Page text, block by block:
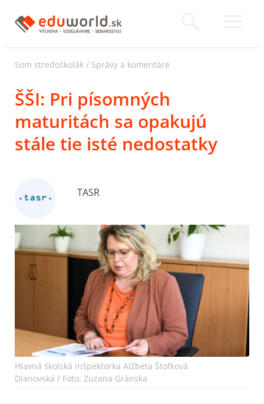
Som stredoškolák / Správy a komentáre
ŠŠI: Pri písomných
maturitách sa opakujú
stále tie isté nedostatky
TASR
Hlavná školská inšpektorka Alžbeta Štofková
Dianovská / Foto: Zuzana Gránska